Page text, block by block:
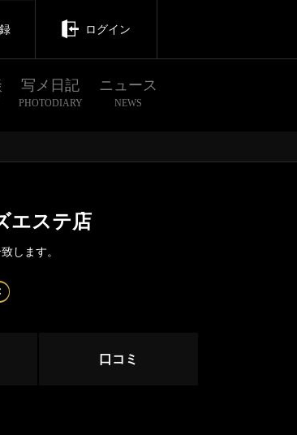
ログイン
写メ日記
PHOTODIARY
ニュース
NEWS
エステ店
します。
口コミ
中野・高円寺・荻窪